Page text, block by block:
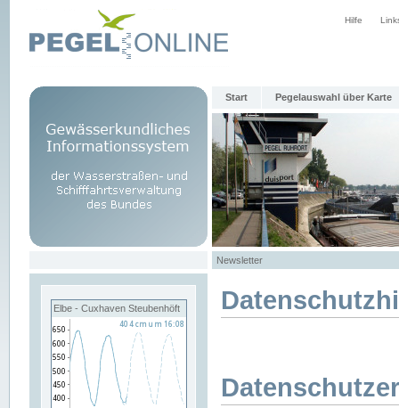
Hilfe
Start Pegelauswahl über Karte
Newsletter
Elbe - Cuxhaven Steubenhöft